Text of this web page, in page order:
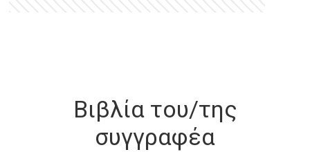
Βιβλία του/της
συγγραφέα